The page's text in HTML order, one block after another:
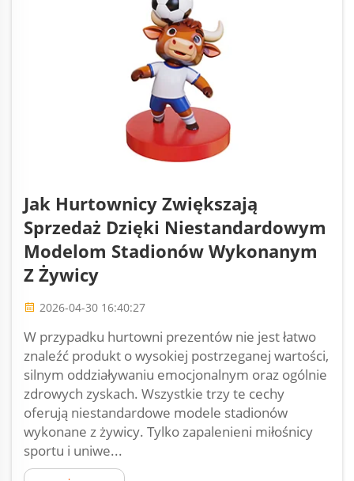
Jak Hurtownicy Zwiększają
Sprzedaż Dzięki Niestandardowym
Modelom Stadionów Wykonanym
Z Żywicy
2026-04-30 16:40:27
W przypadku hurtowni prezentów nie jest łatwo
znaleźć produkt o wysokiej postrzeganej wartości,
silnym oddziaływaniu emocjonalnym oraz ogólnie
zdrowych zyskach. Wszystkie trzy te cechy
oferują niestandardowe modele stadionów
wykonane z żywicy. Tylko zapalenieni miłośnicy
sportu i uniwe...